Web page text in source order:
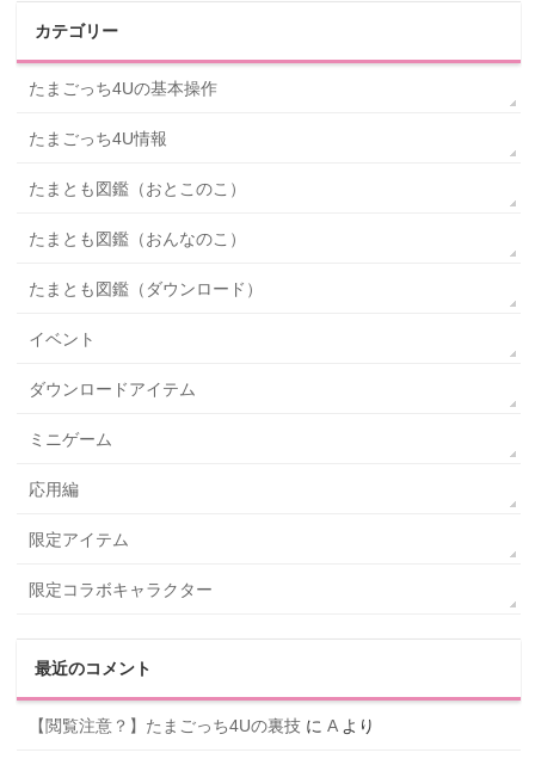
カテゴリー
たまごっち4Uの基本操作
たまごっち4U情報
たまとも図鑑（おとこのこ）
たまとも図鑑（おんなのこ）
たまとも図鑑（ダウンロード）
イベント
ダウンロードアイテム
ミニゲーム
応用編
限定アイテム
限定コラボキャラクター
最近のコメント
【閲覧注意？】たまごっち4Uの裏技 にAより